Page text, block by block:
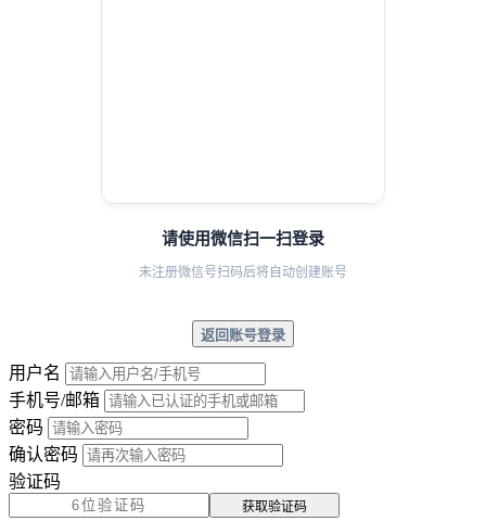
请使用微信扫一扫登录
未注册微信号扫码后将自动创建账号
返回账号登录
用户名
手机号/邮箱
密码
确认密码
验证码
获取验证码